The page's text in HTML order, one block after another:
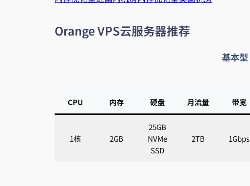
Orange VPS云服务器推荐
基本型
CPU 内存 硬盘 月流量 带宽
1核 2GB
25GB
NVMe
SSD
2TB 1Gbps